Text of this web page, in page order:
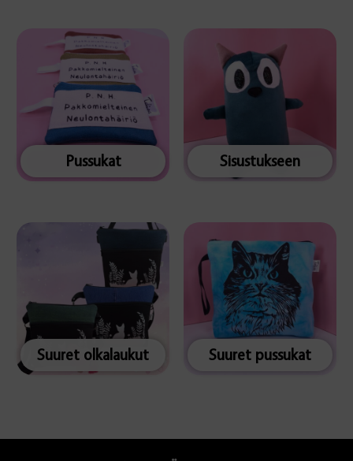
Pussukat Sisustukseen
Suuret olkalaukut Suuret pussukat